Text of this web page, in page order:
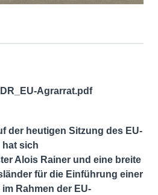
Agrarrat.pdf
der heutigen Sitzung des EU-
hat sich
Alois Rainer und eine breite
für die Einführung einer
Rahmen der EU-